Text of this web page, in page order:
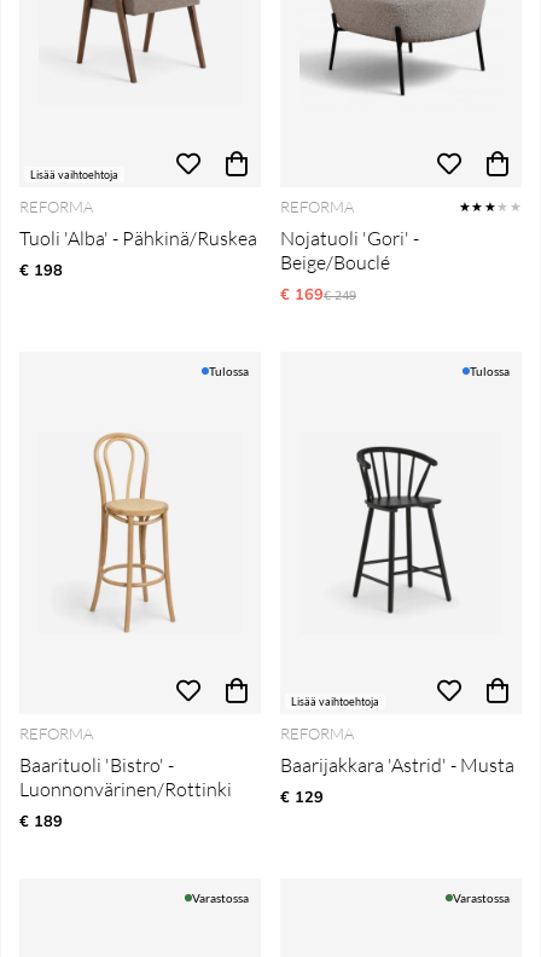
Lisää vaihtoehtoja
REFORMA
Tuoli 'Alba' - Pähkinä/Ruskea
€ 198
REFORMA ★★★★★
Nojatuoli 'Gori' -
Beige/Bouclé
€ 169Normaali hinta
€ 249
Tulossa
REFORMA
Baarituoli 'Bistro' -
Luonnonvärinen/Rottinki
€ 189
Lisää vaihtoehtoja
Tulossa
REFORMA
Baarijakkara 'Astrid' - Musta
€ 129
Varastossa Varastossa